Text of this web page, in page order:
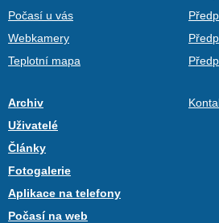
Počasí u vás
Webkamery
Teplotní mapa
Archiv
Uživatelé
Články
Fotogalerie
Aplikace na telefony
Počasí na web